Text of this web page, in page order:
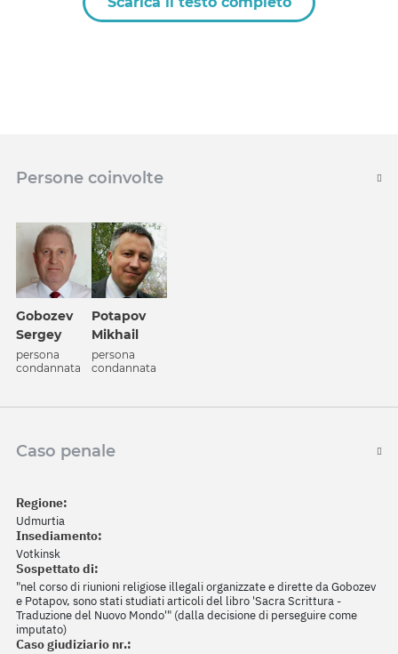
Persone coinvolte
Gobozev
Sergey
persona
condannata
Potapov
Mikhail
persona
condannata
Caso penale
Regione:
Udmurtia
Insediamento:
Votkinsk
Sospettato di:
"nel corso di riunioni religiose illegali organizzate e dirette da Gobozev
e Potapov, sono stati studiati articoli del libro 'Sacra Scrittura -
Traduzione del Nuovo Mondo'" (dalla decisione di perseguire come
imputato)
Caso giudiziario nr.: